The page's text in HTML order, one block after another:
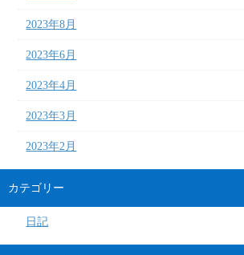
2023年8月
2023年6月
2023年4月
2023年3月
2023年2月
カテゴリー
日記